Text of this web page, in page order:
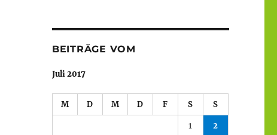
BEITRÄGE VOM
Juli 2017
M D M D F S S
1 2